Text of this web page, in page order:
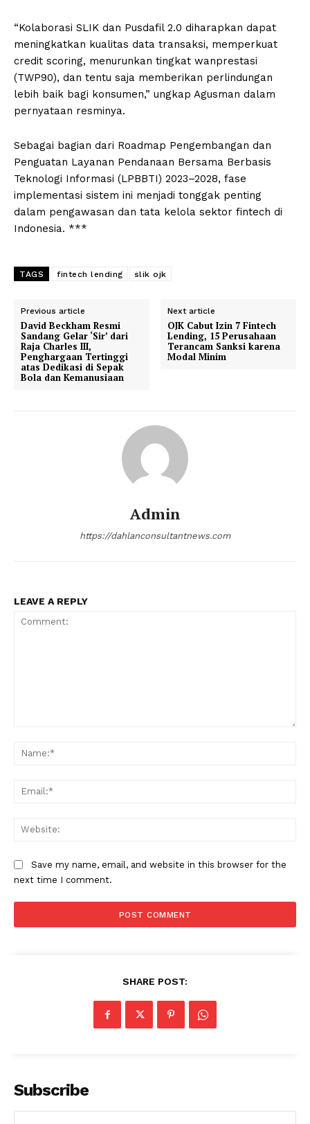
“Kolaborasi SLIK dan Pusdafil 2.0 diharapkan dapat
meningkatkan kualitas data transaksi, memperkuat
credit scoring, menurunkan tingkat wanprestasi
(TWP90), dan tentu saja memberikan perlindungan
lebih baik bagi konsumen,” ungkap Agusman dalam
pernyataan resminya.
Sebagai bagian dari Roadmap Pengembangan dan
Penguatan Layanan Pendanaan Bersama Berbasis
Teknologi Informasi (LPBBTI) 2023–2028, fase
implementasi sistem ini menjadi tonggak penting
dalam pengawasan dan tata kelola sektor fintech di
Indonesia. ***
TAGS fintech lending slik ojk
Previous article
David Beckham Resmi
Sandang Gelar ‘Sir’ dari
Raja Charles III,
Penghargaan Tertinggi
atas Dedikasi di Sepak
Bola dan Kemanusiaan
Next article
OJK Cabut Izin 7 Fintech
Lending, 15 Perusahaan
Terancam Sanksi karena
Modal Minim
Admin
https://dahlanconsultantnews.com
LEAVE A REPLY
Save my name, email, and website in this browser for the
next time I comment.
SHARE POST:
Subscribe